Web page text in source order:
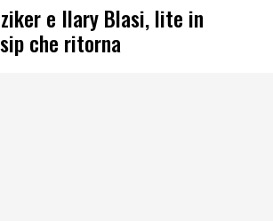
e Ilary Blasi, lite in
che ritorna